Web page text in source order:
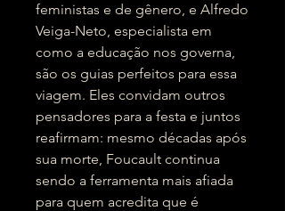
feministas e de gênero, e Alfredo
Veiga-Neto, especialista em
como a educação nos governa,
são os guias perfeitos para essa
viagem. Eles convidam outros
pensadores para a festa e juntos
reafirmam: mesmo décadas após
sua morte, Foucault continua
sendo a ferramenta mais afiada
para quem acredita que é